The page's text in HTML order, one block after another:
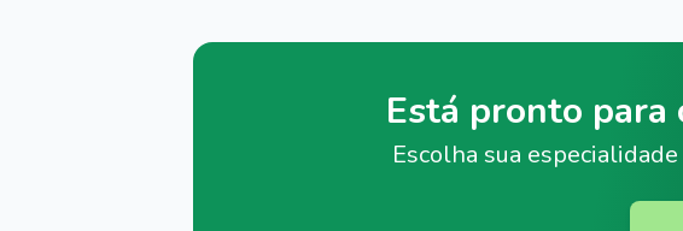
Está pronto para
Escolha sua